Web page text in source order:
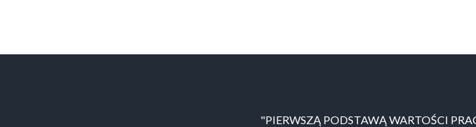
"PIERWSZĄ PODSTAWĄ WARTOŚCI